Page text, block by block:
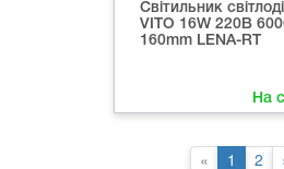
Світильник
VITO 16W 220В
160mm LENA-RT
На
« 1 2